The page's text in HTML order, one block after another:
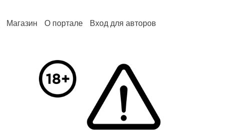
Магазин О портале Вход для авторов